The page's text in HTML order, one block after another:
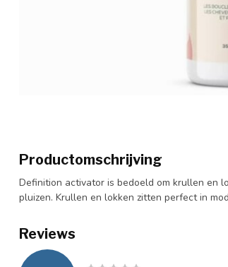
Productomschrijving
Definition activator is bedoeld om krullen en
pluizen. Krullen en lokken zitten perfect in
Reviews